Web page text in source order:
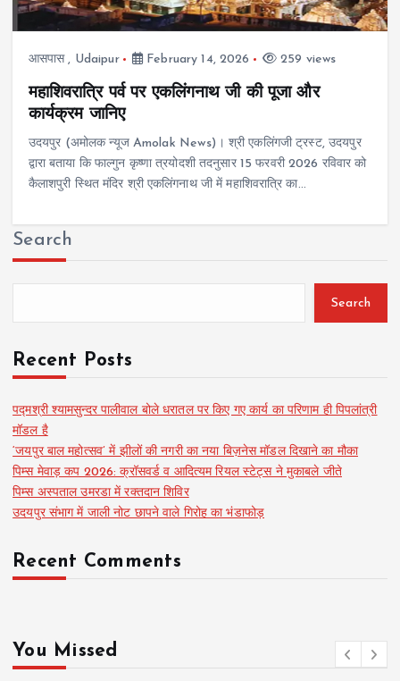
आसपास, Udaipur February 14, 2026 259 views
महाशिवरात्रि पर्व पर एकलिंगनाथ जी की पूजा और
कार्यक्रम जानिए
उदयपुर (अमोलक न्यूज Amolak News)। श्री एकलिंगजी ट्रस्ट, उदयपुर
द्वारा बताया कि फाल्गुन कृष्णा त्रयोदशी तदनुसार 15 फरवरी 2026 रविवार को
कैलाशपुरी स्थित मंदिर श्री एकलिंगनाथ जी में महाशिवरात्रि का…
Search
Search
Recent Posts
पद्मश्री श्यामसुन्दर पालीवाल बोले धरातल पर किए गए कार्य का परिणाम ही पिपलांत्री
मॉडल है
‘जयपुर बाल महोत्सव’ में झीलों की नगरी का नया बिज़नेस मॉडल दिखाने का मौका
पिम्स मेवाड़ कप 2026: क्रॉसवर्ड व आदित्यम रियल स्टेट्स ने मुकाबले जीते
पिम्स अस्पताल उमरडा में रक्तदान शिविर
उदयपुर संभाग में जाली नोट छापने वाले गिरोह का भंडाफोड़
Recent Comments
You Missed